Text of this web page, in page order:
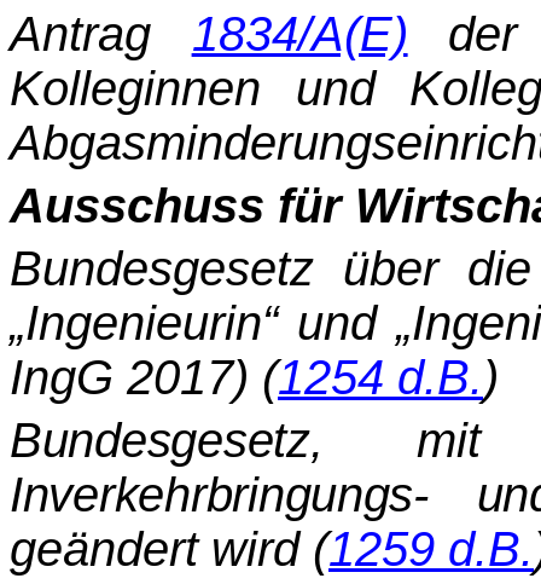
Antrag 1834/A(E) der
Kolleginnen und
Ausschuss für
Bundesgesetz über
„Ingenieurin“ und
IngG 2017) (1254 d.B.)
Bundesgesetz,
Inverkehrbringungs-
geändert wird (1259 d.B.